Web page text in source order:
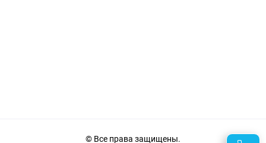
© Все права защищены.